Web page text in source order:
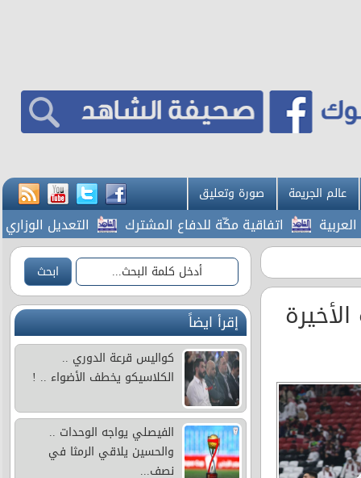
عالم الجريمة صورة وتعليق
اتفاقية مكّة للدفاع المشترك التعديل الوزاري
إقرأ ايضاً
كواليس قرعة الدوري ..
الكلاسيكو يخطف الأضواء .. !
الفيصلي يواجه الوحدات ..
والحسين يلاقي الرمثا في
نصف...